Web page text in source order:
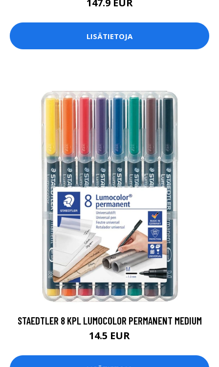
147.9 EUR
LISÄTIETOJA
STAEDTLER 8 KPL LUMOCOLOR PERMANENT MEDIUM
14.5 EUR